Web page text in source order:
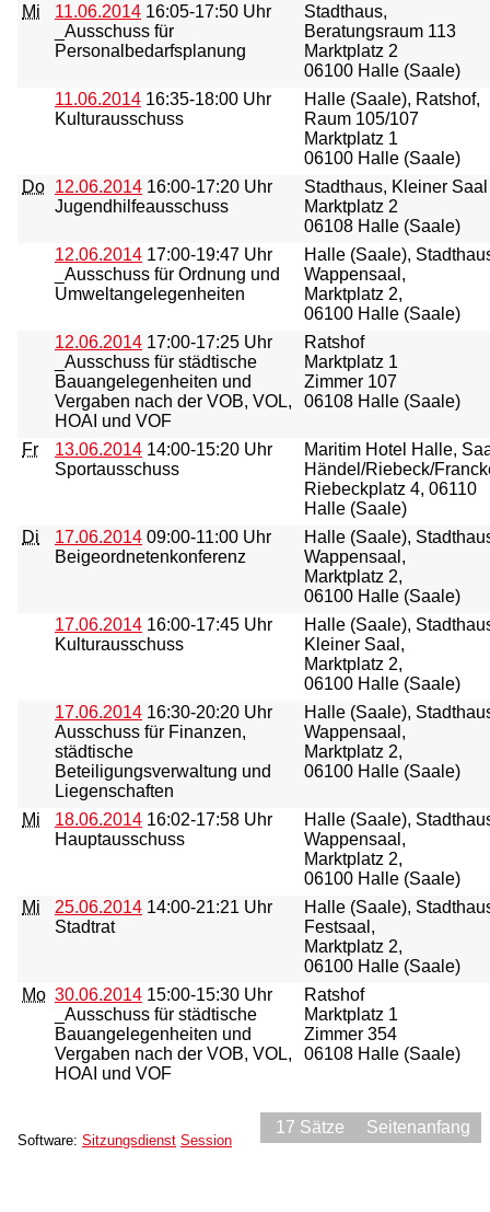
Mi
11.06.2014 16:05-17:50 Uhr
_Ausschuss für
Personalbedarfsplanung
Stadthaus,
Beratungsraum 113
Marktplatz 2
06100 Halle (Saale)
11.06.2014 16:35-18:00 Uhr
Kulturausschuss
Halle (Saale), Ratshof,
Raum 105/107
Marktplatz 1
06100 Halle (Saale)
Do 12.06.2014 16:00-17:20 Uhr
Jugendhilfeausschuss
Stadthaus, Kleiner Saal
Marktplatz 2
06108 Halle (Saale)
12.06.2014 17:00-19:47 Uhr
_Ausschuss für Ordnung und
Umweltangelegenheiten
Halle (Saale),
Wappensaal,
Marktplatz 2,
06100 Halle (Saale)
12.06.2014 17:00-17:25 Uhr
_Ausschuss für städtische
Bauangelegenheiten und
Vergaben nach der VOB, VOL,
HOAI und VOF
Ratshof
Marktplatz 1
Zimmer 107
06108 Halle (Saale)
Fr 13.06.2014 14:00-15:20 Uhr
Sportausschuss
Maritim Hotel Halle,
Händel/Riebeck/
Riebeckplatz 4, 06110
Halle (Saale)
Di
17.06.2014 09:00-11:00 Uhr
Beigeordnetenkonferenz
Halle (Saale),
Wappensaal,
Marktplatz 2,
06100 Halle (Saale)
17.06.2014 16:00-17:45 Uhr
Kulturausschuss
Halle (Saale),
Kleiner Saal,
Marktplatz 2,
06100 Halle (Saale)
17.06.2014 16:30-20:20 Uhr
Ausschuss für Finanzen,
städtische
Beteiligungsverwaltung und
Liegenschaften
Halle (Saale),
Wappensaal,
Marktplatz 2,
06100 Halle (Saale)
Mi 18.06.2014 16:02-17:58 Uhr
Hauptausschuss
Halle (Saale),
Wappensaal,
Marktplatz 2,
06100 Halle (Saale)
Mi
25.06.2014 14:00-21:21 Uhr
Stadtrat
Halle (Saale),
Festsaal,
Marktplatz 2,
06100 Halle (Saale)
Mo 30.06.2014 15:00-15:30 Uhr
_Ausschuss für städtische
Bauangelegenheiten und
Vergaben nach der VOB, VOL,
HOAI und VOF
Ratshof
Marktplatz 1
Zimmer 354
06108 Halle (Saale)
17 Sätze Seitenanfang
Software: Sitzungsdienst Session